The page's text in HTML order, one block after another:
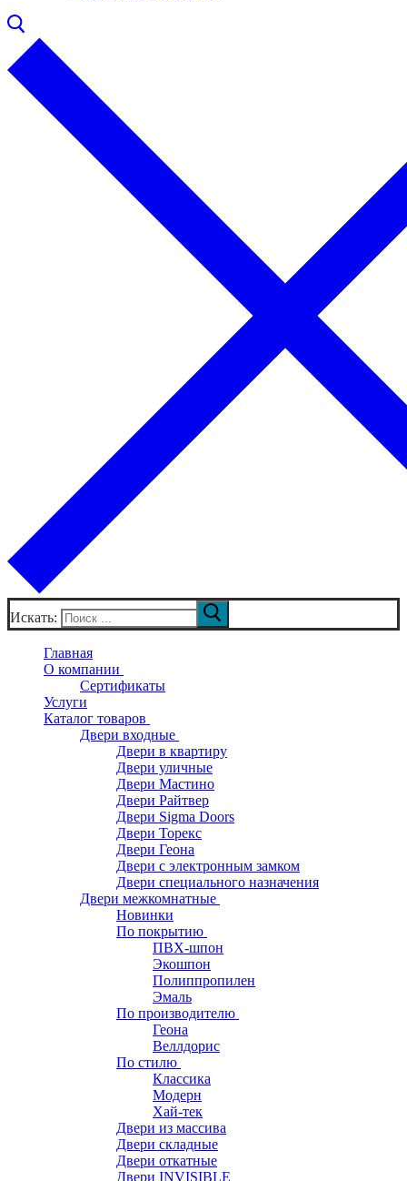
Искать:
Главная
О компании
Сертификаты
Услуги
Каталог товаров
Двери входные
Двери в квартиру
Двери уличные
Двери Мастино
Двери Райтвер
Двери Sigma Doors
Двери Торекс
Двери Геона
Двери с электронным замком
Двери специального назначения
Двери межкомнатные
Новинки
По покрытию
ПВХ-шпон
Экошпон
Полиппропилен
Эмаль
По производителю
Геона
Веллдорис
По стилю
Классика
Модерн
Хай-тек
Двери из массива
Двери складные
Двери откатные
Двери INVISIBLE